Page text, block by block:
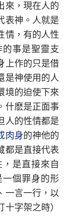
來，現在人的
表神。人就是
情，有的人性
事是聖靈支
上作的只是借
是神使用的人
境的迫使下來
什麽是正面事
人的性情都是
肉身的神他的
都是直接代表
是直接來自
一個罪身的形
一言一行，以
字架之時）